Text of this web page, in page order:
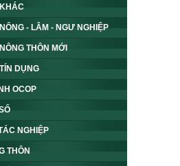
- LÂM - NGƯ NGHIỆP
THÔN MỚI
DỤNG
OCOP
NGHIỆP
THÔN